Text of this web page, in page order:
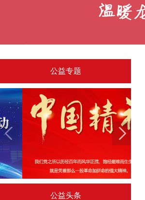
公益专题
中国精神系列海报专题（一）
公益头条